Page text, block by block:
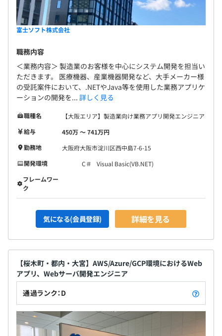
富士ソフト株式会社
職務内容
＜業務内容＞ 製造業のお客様を中心にシステム開発を担当い
ただきます。 医療機器、産業機器開発など、大手メーカー様
の受託案件において、.NETやJava等を使用した業務アプリケ
ーションの開発を... 詳しく見る
職種名
【大阪エリア】製造業向け業務アプリ開発エンジニア
給与
450万 〜 741万円
勤務地
大阪府大阪市淀川区西中島7-6-15
開発環境
C＃
Visual Basic(VB.NET)
フレームワー
ク
気になる(会員登録) 詳細を見る
【桜木町・都内・大宮】AWS/Azure/GCP環境におけるWeb
アプリ、Webサーバ開発エンジニア
通過ランク：D